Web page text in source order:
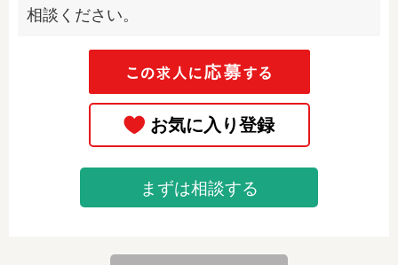
相談ください。
まずは相談する